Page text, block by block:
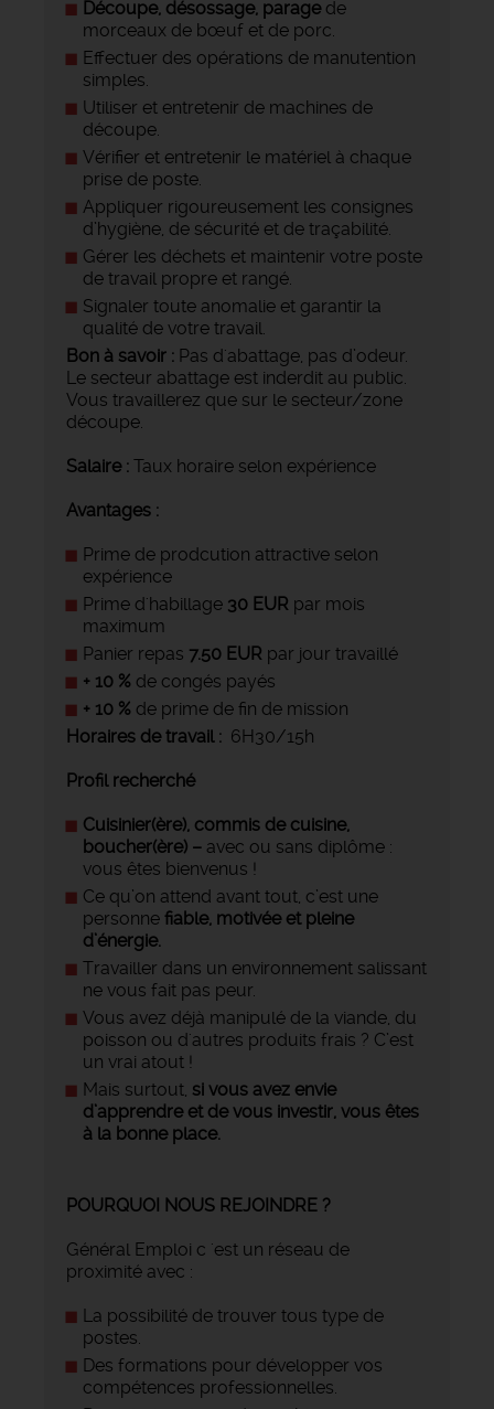
Découpe, désossage, paragede
morceaux de bœuf et de porc.
Effectuer des opérations de manutention
simples.
Utiliser et entretenir de machines de
découpe.
Vérifier et entretenir le matériel à chaque
prise de poste.
Appliquer rigoureusement les consignes
d’hygiène, de sécurité et de traçabilité.
Gérer les déchets et maintenir votre poste
de travail propre et rangé.
Signaler toute anomalie et garantir la
qualité de votre travail.
Bon à savoir : Pas d'abattage, pas d’odeur.
Le secteur abattage est inderdit au public.
Vous travaillerez que sur le secteur/zone
découpe.
Salaire : Taux horaire selon expérience
Avantages :
Prime de prodcution attractive selon
expérience
Prime d'habillage 30 EUR par mois
maximum
Panier repas 7.50 EUR par jour travaillé
+ 10 % de congés payés
+ 10 % de prime de fin de mission
Horaires de travail : 6H30/15h
Profil recherché
Cuisinier(ère), commis de cuisine,
boucher(ère) – avec ou sans diplôme :
vous êtes bienvenus !
Ce qu’on attend avant tout, c’est une
personne fiable, motivée et pleine
d’énergie.
Travailler dans un environnement salissant
ne vous fait pas peur.
Vous avez déjà manipulé de la viande, du
poisson ou d'autres produits frais ? C’est
un vrai atout !
Mais surtout, si vous avez envie
d’apprendre et de vous investir, vous êtes
à la bonne place.
POURQUOI NOUS REJOINDRE ?
Général Emploi c 'est un réseau de
proximité avec :
La possibilité de trouver tous type de
postes.
Des formations pour développer vos
compétences professionnelles.